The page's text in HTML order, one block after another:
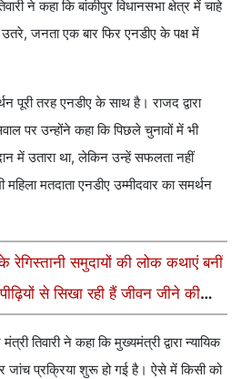
ने कहा कि बांकीपुर विधानसभा क्षेत्र में चाहे
उतरे, जनता एक बार फिर एनडीए के पक्ष में
पूरी तरह एनडीए के साथ है। राजद द्वारा
पर उन्होंने कहा कि पिछले चुनावों में भी
में उतारा था, लेकिन उन्हें सफलता नहीं
मतदाता एनडीए उम्मीदवार का समर्थन
रेगिस्तानी समुदायों की लोक कथाएं बनीं
से सिखा रही हैं जीवन जीने की
तिवारी ने कहा कि मुख्यमंत्री द्वारा न्यायिक
जांच प्रक्रिया शुरू हो गई है। ऐसे में किसी को